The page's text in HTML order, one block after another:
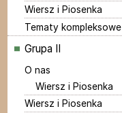
Wiersz i Piosenka
Tematy kompleksowe
Grupa II
O nas
Wiersz i Piosenka
Wiersz i Piosenka